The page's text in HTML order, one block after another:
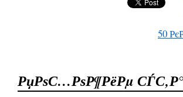
50
РџРѕС…РѕР¶РёРµ